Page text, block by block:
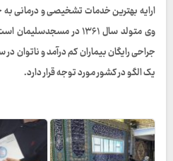
ارایه بهترین خدمات تشخیصی و درمانی به
وی متولد سال ۱۳۶۱ در
جراحی رایگان بیماران کم درآمد و ناتوان
یک الگو در کشور مورد توجه قرار دارد.